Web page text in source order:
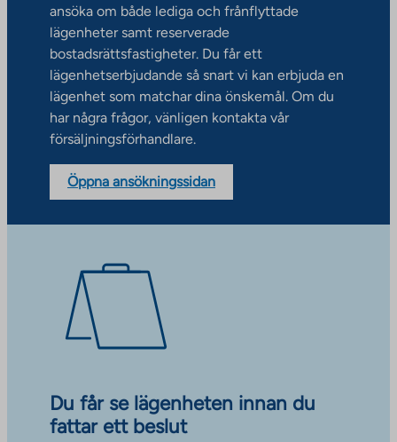
ansöka om både lediga och frånflyttade
lägenheter samt reserverade
bostadsrättsfastigheter. Du får ett
lägenhetserbjudande så snart vi kan erbjuda en
lägenhet som matchar dina önskemål. Om du
har några frågor, vänligen kontakta vår
försäljningsförhandlare.
Öppna ansökningssidan
Du får se lägenheten innan du
fattar ett beslut